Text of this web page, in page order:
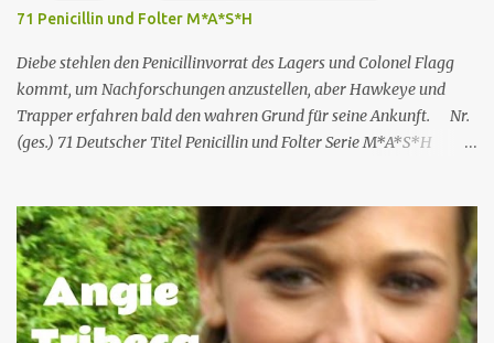
JP) nach London zu schicken, um die Ermittlungen mit Hilfe eines
71 Penicillin und Folter M*A*S*H
Diebe stehlen den Penicillinvorrat des Lagers und Colonel Flagg
kommt, um Nachforschungen anzustellen, aber Hawkeye und
Trapper erfahren bald den wahren Grund für seine Ankunft. Nr.
(ges.) 71 Deutscher Titel Penicillin und Folter Serie M*A*S*H
Erstaus­strahlung USA 11. Mär. 1975 Deutsch­sprachige EA 19. Apr.
1991 Rolle Schauspieler Synchron sprecher DVD-Nach synchro
VHS M*A*S*H – Teil 2 Captain Benjamin Franklin „Hawkeye“
Pierce Alan Alda Thomas Wolff Reinhard Scheunemann Hans-
Werner Bussinger Captain „Trapper“ John McIntyre Wayne Rogers